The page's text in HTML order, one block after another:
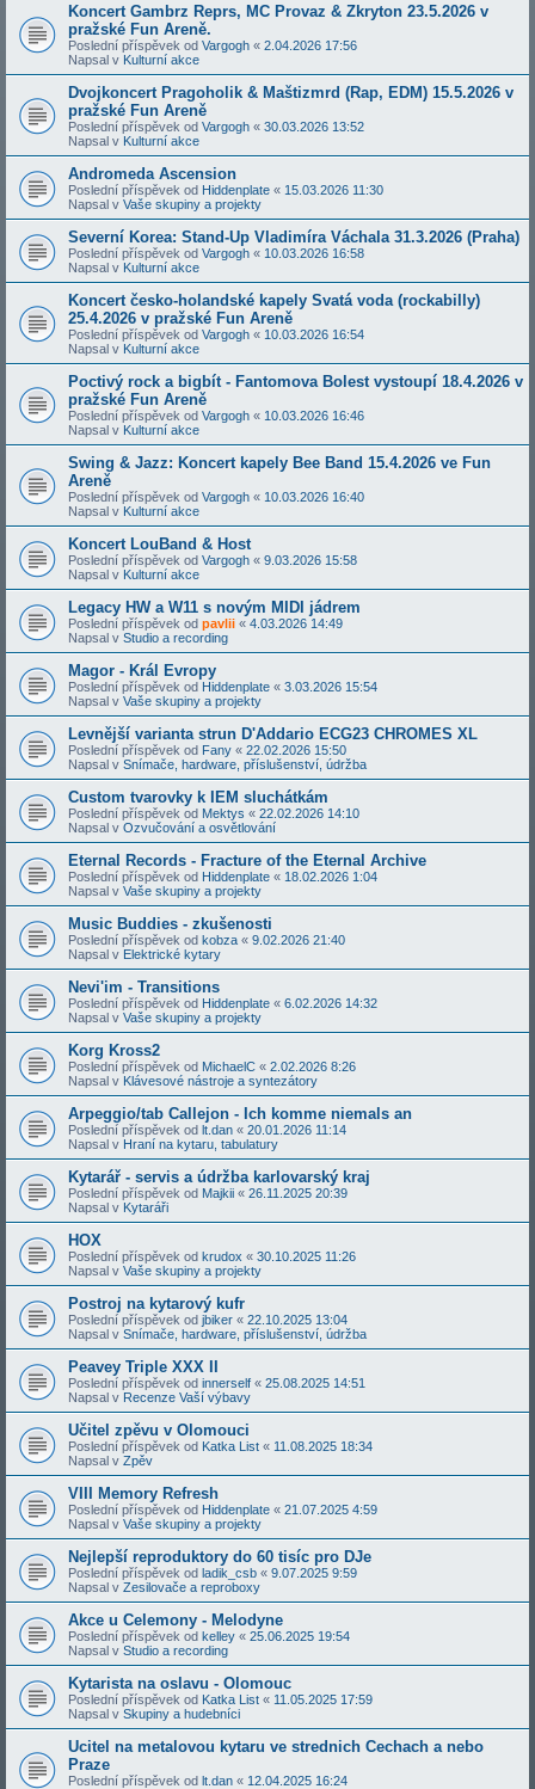
Koncert Gambrz Reprs, MC Provaz & Zkryton 23.5.2026 v
pražské Fun Areně.
Poslední příspěvek od Vargogh « 2.04.2026 17:56
Napsal v Kulturní akce
Dvojkoncert Pragoholik & Maštizmrd (Rap, EDM) 15.5.2026 v
pražské Fun Areně
Poslední příspěvek od Vargogh « 30.03.2026 13:52
Napsal v Kulturní akce
Andromeda Ascension
Poslední příspěvek od Hiddenplate « 15.03.2026 11:30
Napsal v Vaše skupiny a projekty
Severní Korea: Stand-Up Vladimíra Váchala 31.3.2026 (Praha)
Poslední příspěvek od Vargogh « 10.03.2026 16:58
Napsal v Kulturní akce
Koncert česko-holandské kapely Svatá voda (rockabilly)
25.4.2026 v pražské Fun Areně
Poslední příspěvek od Vargogh « 10.03.2026 16:54
Napsal v Kulturní akce
Poctivý rock a bigbít - Fantomova Bolest vystoupí 18.4.2026 v
pražské Fun Areně
Poslední příspěvek od Vargogh « 10.03.2026 16:46
Napsal v Kulturní akce
Swing & Jazz: Koncert kapely Bee Band 15.4.2026 ve Fun
Areně
Poslední příspěvek od Vargogh « 10.03.2026 16:40
Napsal v Kulturní akce
Koncert LouBand & Host
Poslední příspěvek od Vargogh « 9.03.2026 15:58
Napsal v Kulturní akce
Legacy HW a W11 s novým MIDI jádrem
Poslední příspěvek od pavlii « 4.03.2026 14:49
Napsal v Studio a recording
Magor - Král Evropy
Poslední příspěvek od Hiddenplate « 3.03.2026 15:54
Napsal v Vaše skupiny a projekty
Levnější varianta strun D'Addario ECG23 CHROMES XL
Poslední příspěvek od Fany « 22.02.2026 15:50
Napsal v Snímače, hardware, příslušenství, údržba
Custom tvarovky k IEM sluchátkám
Poslední příspěvek od Mektys « 22.02.2026 14:10
Napsal v Ozvučování a osvětlování
Eternal Records - Fracture of the Eternal Archive
Poslední příspěvek od Hiddenplate « 18.02.2026 1:04
Napsal v Vaše skupiny a projekty
Music Buddies - zkušenosti
Poslední příspěvek od kobza « 9.02.2026 21:40
Napsal v Elektrické kytary
Nevi'im - Transitions
Poslední příspěvek od Hiddenplate « 6.02.2026 14:32
Napsal v Vaše skupiny a projekty
Korg Kross2
Poslední příspěvek od MichaelC « 2.02.2026 8:26
Napsal v Klávesové nástroje a syntezátory
Arpeggio/tab Callejon - Ich komme niemals an
Poslední příspěvek od lt.dan « 20.01.2026 11:14
Napsal v Hraní na kytaru, tabulatury
Kytarář - servis a údržba karlovarský kraj
Poslední příspěvek od Majkii « 26.11.2025 20:39
Napsal v Kytaráři
HOX
Poslední příspěvek od krudox « 30.10.2025 11:26
Napsal v Vaše skupiny a projekty
Postroj na kytarový kufr
Poslední příspěvek od jbiker « 22.10.2025 13:04
Napsal v Snímače, hardware, příslušenství, údržba
Peavey Triple XXX II
Poslední příspěvek od innerself « 25.08.2025 14:51
Napsal v Recenze Vaší výbavy
Učitel zpěvu v Olomouci
Poslední příspěvek od Katka List « 11.08.2025 18:34
Napsal v Zpěv
VIII Memory Refresh
Poslední příspěvek od Hiddenplate « 21.07.2025 4:59
Napsal v Vaše skupiny a projekty
Nejlepší reproduktory do 60 tisíc pro DJe
Poslední příspěvek od ladik_csb « 9.07.2025 9:59
Napsal v Zesilovače a reproboxy
Akce u Celemony - Melodyne
Poslední příspěvek od kelley « 25.06.2025 19:54
Napsal v Studio a recording
Kytarista na oslavu - Olomouc
Poslední příspěvek od Katka List « 11.05.2025 17:59
Napsal v Skupiny a hudebníci
Ucitel na metalovou kytaru ve strednich Cechach a nebo
Praze
Poslední příspěvek od lt.dan « 12.04.2025 16:24